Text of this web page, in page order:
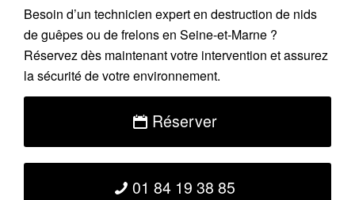
Besoin d’un technicien expert en destruction de nids
de guêpes ou de frelons en Seine-et-Marne ?
Réservez dès maintenant votre intervention et assurez
la sécurité de votre environnement.
Réserver
01 84 19 38 85